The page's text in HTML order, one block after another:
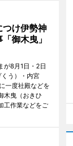
つけ伊勢神
御木曳」
が8月1日・2日
う）・内宮
一度社殿などを
木曳（おきひ
工作業などをご